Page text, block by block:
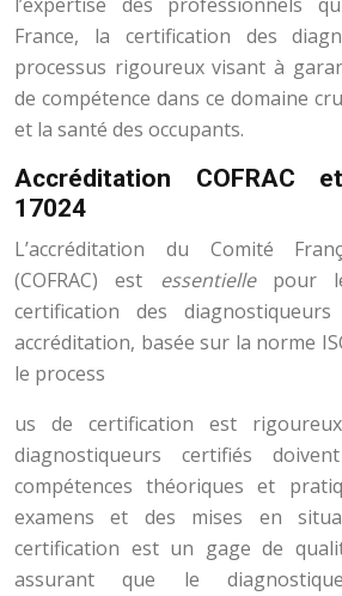
France, la certification des
processus rigoureux visant à
de compétence dans ce domaine
et la santé des occupants.
Accréditation COFRAC
17024
L’accréditation du Comité
(COFRAC) est essentielle pour
certification des
accréditation, basée sur la norme
le process
us de certification est
diagnostiqueurs certifiés
compétences théoriques et
examens et des mises en
certification est un gage de
assurant que le